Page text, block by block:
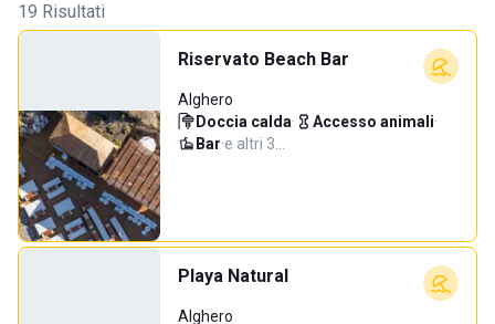
19 Risultati
Riservato Beach Bar
Alghero
Doccia calda· Accesso animali·
Bar·e altri 3…
Playa Natural
Alghero